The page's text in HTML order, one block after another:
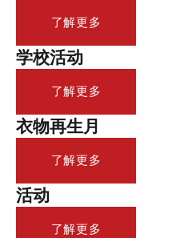
了解更多
学校活动
了解更多
衣物再生月
了解更多
活动
了解更多